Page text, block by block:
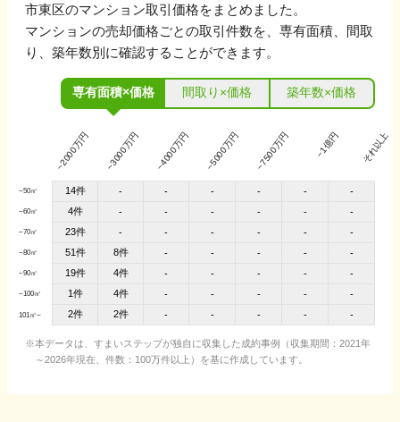
市東区のマンション取引価格をまとめました。
マンションの売却価格ごとの取引件数を、専有面積、間取
り、築年数別に確認することができます。
専有面積×価格 間取り×価格 築年数×価格
~50㎡
~60㎡
~70㎡
~80㎡
~90㎡
~100㎡
101㎡~
~2000万円 ~3000万円 ~4000万円 ~5000万円 ~7500万円 ~1億円 それ以上
14件 - - - - -
-
4件
- - - - -
-
23件
- - - - -
-
51件
8件 - - - -
-
19件
4件 - - - -
-
1件
4件 - - - -
-
2件
2件 - - - - -
本データは、すまいステップが独自に収集した成約事例（収集期間：2021年
～2026年現在、件数：100万件以上）を基に作成しています。